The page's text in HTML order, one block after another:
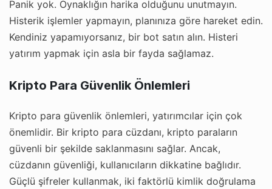
Panik yok. Oynaklığın harika olduğunu unutmayın.
Histerik işlemler yapmayın, planınıza göre hareket edin.
Kendiniz yapamıyorsanız, bir bot satın alın. Histeri
yatırım yapmak için asla bir fayda sağlamaz.
Kripto Para Güvenlik Önlemleri
Kripto para güvenlik önlemleri, yatırımcılar için çok
önemlidir. Bir kripto para cüzdanı, kripto paraların
güvenli bir şekilde saklanmasını sağlar. Ancak,
cüzdanın güvenliği, kullanıcıların dikkatine bağlıdır.
Güçlü şifreler kullanmak, iki faktörlü kimlik doğrulama